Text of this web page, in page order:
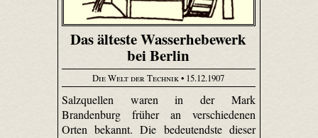
Das älteste Wasserhebewerk
bei Berlin
Die Welt der Technik• 15.12.1907
Salzquellen waren in der Mark
Brandenburg früher an verschiedenen
Orten bekannt. Die bedeutendste dieser